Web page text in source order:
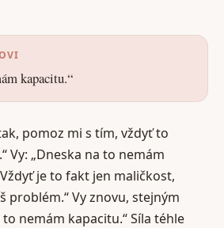
kapacitu.“
pomoz mi s tím, vždyť to
Vy: „Dneska na to nemám
je to fakt jen maličkost,
problém.“ Vy znovu, stejným
nemám kapacitu.“ Síla téhle